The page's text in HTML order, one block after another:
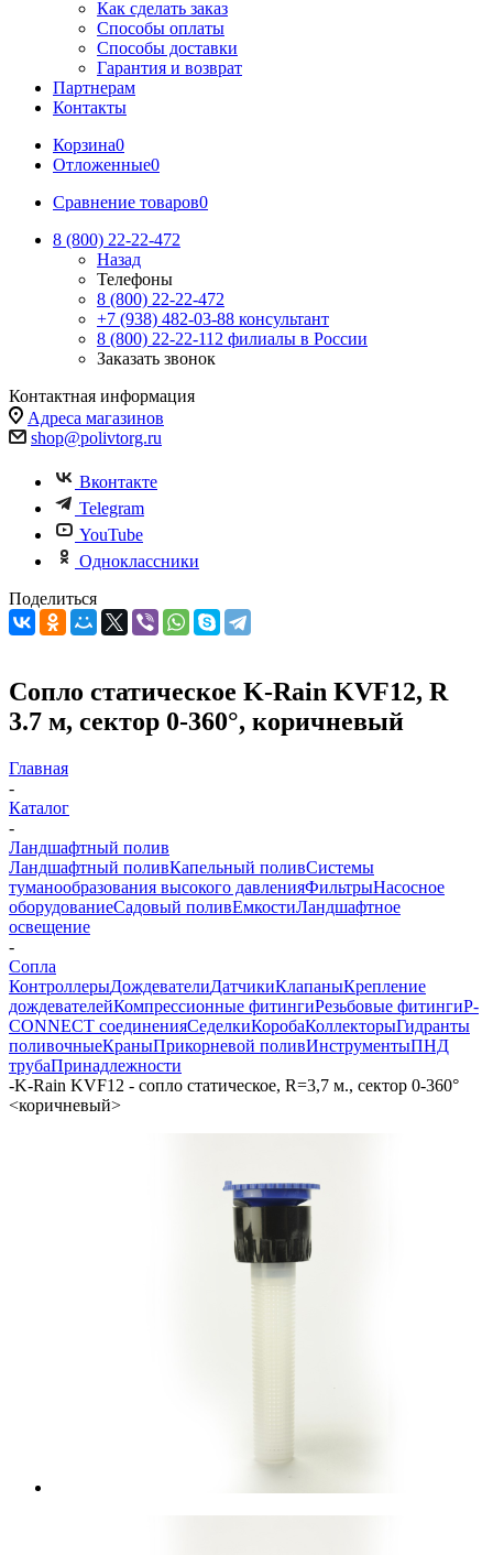
Как сделать заказ
Способы оплаты
Способы доставки
Гарантия и возврат
Партнерам
Контакты
Корзина0
Отложенные0
Сравнение товаров0
8 (800) 22-22-472
Назад
Телефоны
8 (800) 22-22-472
+7 (938) 482-03-88 консультант
8 (800) 22-22-112 филиалы в России
Заказать звонок
Контактная информация
Адреса магазинов
shop@polivtorg.ru
Вконтакте
Telegram
YouTube
Одноклассники
Поделиться
Сопло статическое K-Rain KVF12, R
3.7 м, сектор 0-360°, коричневый
Главная
-
Каталог
-
Ландшафтный полив
Ландшафтный поливКапельный поливСистемы
туманообразования высокого давленияФильтрыНасосное
оборудованиеСадовый поливЕмкостиЛандшафтное
освещение
-
Сопла
КонтроллерыДождевателиДатчикиКлапаныКрепление
дождевателейКомпрессионные фитингиРезьбовые фитингиP-
CONNECT соединенияСеделкиКоробаКоллекторыГидранты
поливочныеКраныПрикорневой поливИнструментыПНД
трубаПринадлежности
-K-Rain KVF12 - сопло статическое, R=3,7 м., сектор 0-360°
<коричневый>